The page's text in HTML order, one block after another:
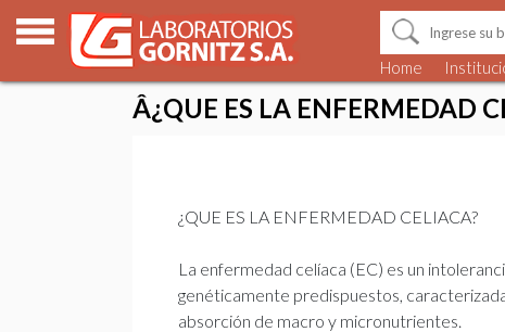
Home
Â¿QUE ES LA ENFERMEDAD
¿QUE ES LA ENFERMEDAD CELIACA?
La enfermedad celíaca (EC) es un
genéticamente predispuestos,
absorción de macro y micronutrientes.